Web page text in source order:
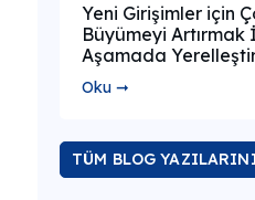
Yeni Girişimler için
Büyümeyi Artırmak
Aşamada
Oku ➞
TÜM BLOG